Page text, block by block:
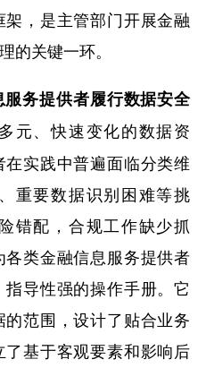
，是主管部门开展金融
的关键一环。
服务提供者履行数据安全
元、快速变化的数据资
实践中普遍面临分类维
重要数据识别困难等挑
错配，合规工作缺少抓
类金融信息服务提供者
导性强的操作手册。它
范围，设计了贴合业务
基于客观要素和影响后